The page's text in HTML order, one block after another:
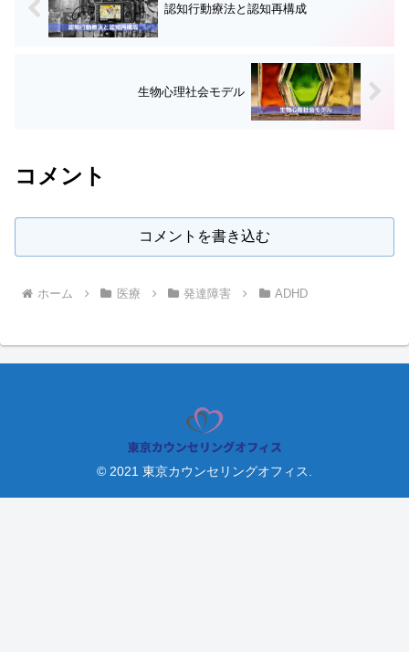
認知行動療法と認知再構成
生物心理社会モデル
コメント
コメントを書き込む
ホーム 医療 発達障害 ADHD
© 2021 東京カウンセリングオフィス.